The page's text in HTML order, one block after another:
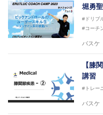
堀勇
#ドリブ
#コーチ
バスケ
【膝
講習
#トレー
バスケ